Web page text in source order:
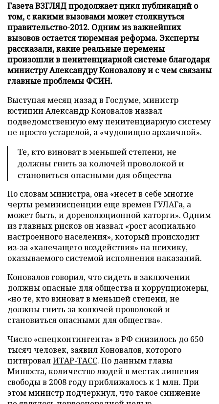
Газета ВЗГЛЯД продолжает цикл публикаций о
том, с какими вызовами может столкнуться
правительство-2012. Одним из важнейших
вызовов остается тюремная реформа. Эксперты
рассказали, какие реальные перемены
произошли в пенитенциарной системе благодаря
министру Александру Коновалову и с чем связаны
главные проблемы ФСИН.
Выступая месяц назад в Госдуме, министр
юстиции Александр Коновалов назвал
подведомственную ему пенитенциарную систему
не просто устарелой, а «чудовищно архаичной».
Те, кто виноват в меньшей степени, не
должны гнить за колючей проволокой и
становиться опасными для общества
По словам министра, она «несет в себе многие
черты реминисценции еще времен ГУЛАГа, а
может быть, и дореволюционной каторги». Одним
из главных рисков он назвал «рост асоциально
настроенного населения», который происходит
из-за «калечащего воздействия» на психику,
оказываемого системой исполнения наказаний.
Коновалов говорил, что сидеть в заключении
должны опасные для общества и коррупционеры,
«но те, кто виноват в меньшей степени, не
должны гнить за колючей проволокой и
становиться опасными для общества».
Число «спецконтингента» в РФ снизилось до 650
тысяч человек, заявил Коновалов, которого
цитировалИТАР-ТАСС. По данным главы
Минюста, количество людей в местах лишения
свободы в 2008 году приближалось к 1 млн. При
этом министр подчеркнул, что такое снижение